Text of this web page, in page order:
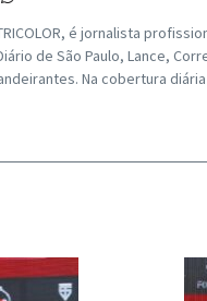
é jornalista
de São Paulo, Lance,
Na cobertura